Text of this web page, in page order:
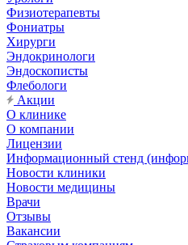
Физиотерапевты
Фониатры
Хирурги
Эндокринологи
Эндоскописты
Флебологи
Акции
О клинике
О компании
Лицензии
Информационный стенд
Новости клиники
Новости медицины
Врачи
Отзывы
Вакансии